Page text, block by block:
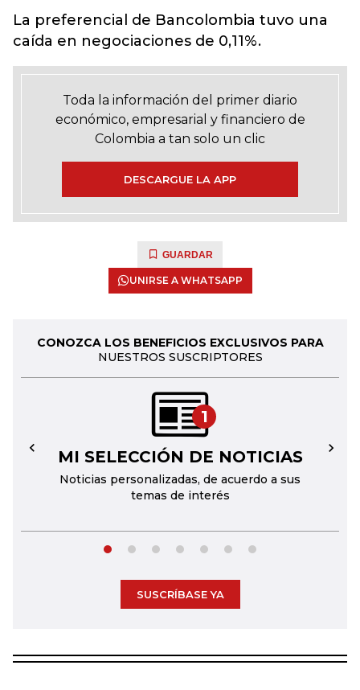
La preferencial de Bancolombia tuvo una
caída en negociaciones de 0,11%.
Toda la información del primer diario
económico, empresarial y financiero de
Colombia a tan solo un clic
DESCARGUE LA APP
GUARDAR
UNIRSE A WHATSAPP
CONOZCA LOS BENEFICIOS EXCLUSIVOS PARA
NUESTROS SUSCRIPTORES
1
MI SELECCIÓN DE NOTICIAS
Noticias personalizadas, de acuerdo a sus
temas de interés
← →
SUSCRÍBASE YA